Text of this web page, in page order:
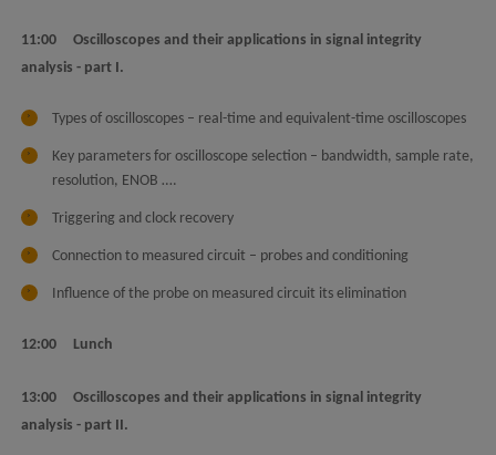
11:00 Oscilloscopes and their applications in signal integrity
analysis - part I.
Types of oscilloscopes – real-time and equivalent-time oscilloscopes
Key parameters for oscilloscope selection – bandwidth, sample rate,
resolution, ENOB ….
Triggering and clock recovery
Connection to measured circuit – probes and conditioning
Influence of the probe on measured circuit its elimination
12:00 Lunch
13:00 Oscilloscopes and their applications in signal integrity
analysis - part II.